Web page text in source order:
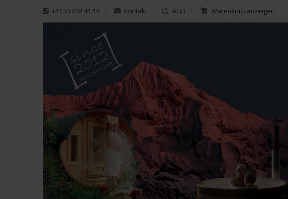
+41 33 222 44 44 Kontakt AGB Warenkorb anzeigen